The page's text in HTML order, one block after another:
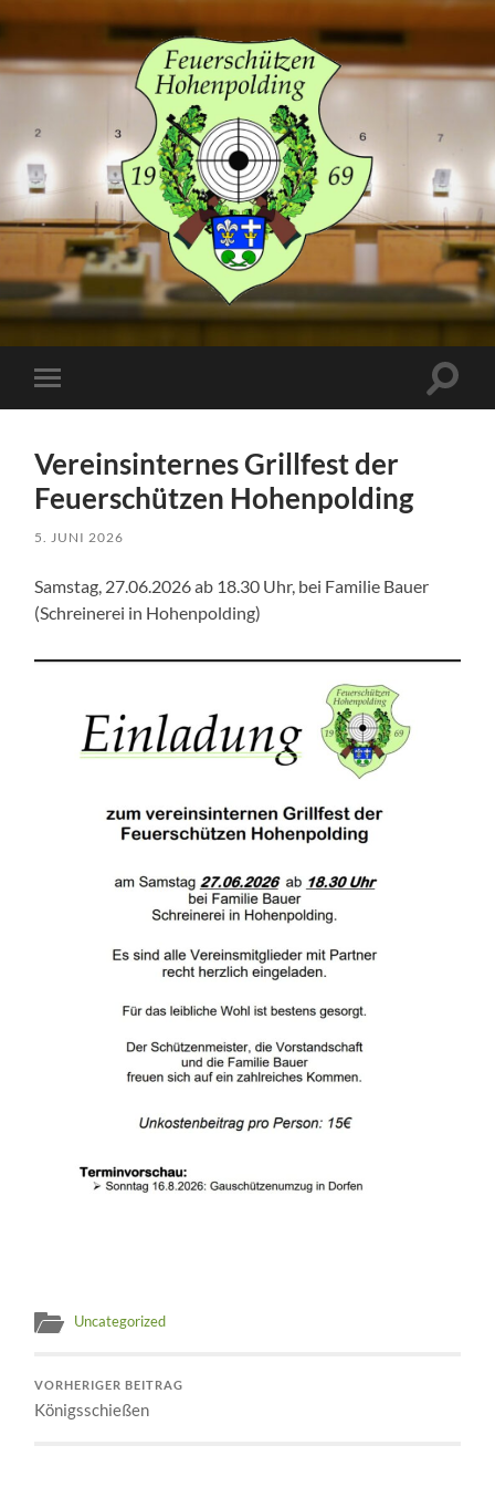
Schützenverein
Hohenpolding
Mobile-
Menü
Vereinsinternes Grillfest der
Feuerschützen Hohenpolding
5. JUNI 2026
Samstag, 27.06.2026 ab 18.30 Uhr, bei Familie Bauer
(Schreinerei in Hohenpolding)
Uncategorized
VORHERIGER BEITRAG
Königsschießen